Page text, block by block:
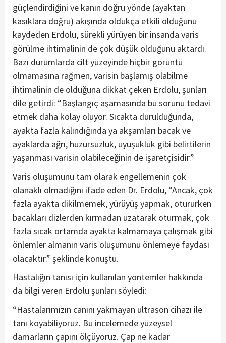
güçlendirdiğini ve kanın doğru yönde (ayaktan
kasıklara doğru) akışında oldukça etkili olduğunu
kaydeden Erdolu, sürekli yürüyen bir insanda varis
görülme ihtimalinin de çok düşük olduğunu aktardı.
Bazı durumlarda cilt yüzeyinde hiçbir görüntü
olmamasına rağmen, varisin başlamış olabilme
ihtimalinin de olduğuna dikkat çeken Erdolu, şunları
dile getirdi: “Başlangıç aşamasında bu sorunu tedavi
etmek daha kolay oluyor. Sıcakta durulduğunda,
ayakta fazla kalındığında ya akşamları bacak ve
ayaklarda ağrı, huzursuzluk, uyuşukluk gibi belirtilerin
yaşanması varisin olabileceğinin de işaretçisidir.”
Varis oluşumunu tam olarak engellemenin çok
olanaklı olmadığını ifade eden Dr. Erdolu, “Ancak, çok
fazla ayakta dikilmemek, yürüyüş yapmak, otururken
bacakları dizlerden kırmadan uzatarak oturmak, çok
fazla sıcak ortamda ayakta kalmamaya çalışmak gibi
önlemler almanın varis oluşumunu önlemeye faydası
olacaktır.” şeklinde konuştu.
Hastalığın tanısı için kullanılan yöntemler hakkında
da bilgi veren Erdolu şunları söyledi:
“Hastalarımızın canını yakmayan ultrason cihazı ile
tanı koyabiliyoruz. Bu incelemede yüzeysel
damarların çapını ölçüyoruz. Çap ne kadar